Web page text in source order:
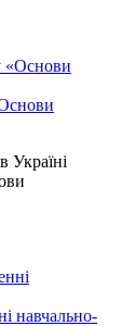
Україні
навчально-